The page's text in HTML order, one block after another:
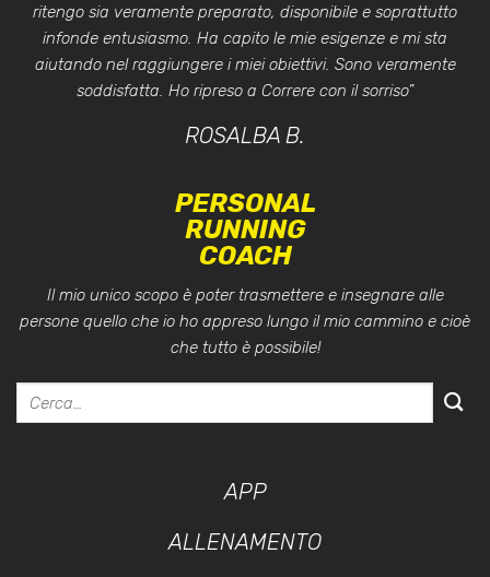
ritengo sia veramente preparato, disponibile e soprattutto
infonde entusiasmo. Ha capito le mie esigenze e mi sta
aiutando nel raggiungere i miei obiettivi. Sono veramente
soddisfatta. Ho ripreso a Correre con il sorriso”
ROSALBA B.
PERSONAL
RUNNING
COACH
Il mio unico scopo è poter trasmettere e insegnare alle
persone quello che io ho appreso lungo il mio cammino e cioè
che tutto è possibile!
APP
ALLENAMENTO